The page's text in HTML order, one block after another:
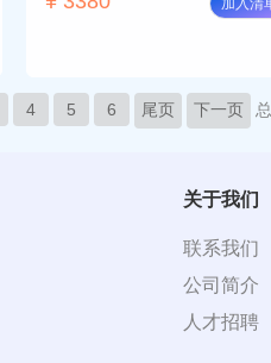
4 5 6 尾页 下一页
关于我们
联系我们
公司简介
人才招聘